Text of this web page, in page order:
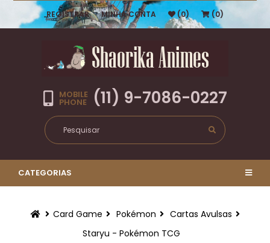
REGISTRAR MINHA CONTA (0) (0)
MOBILE
PHONE (11) 9-7086-0227
CATEGORIAS
Card Game Pokémon
Cartas Avulsas
Staryu - Pokémon TCG